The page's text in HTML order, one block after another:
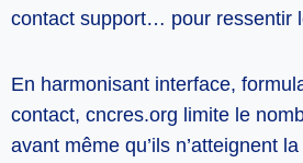
contact support… pour ressentir
En harmonisant interface,
contact, cncres.org limite le
avant même qu’ils n’atteignent